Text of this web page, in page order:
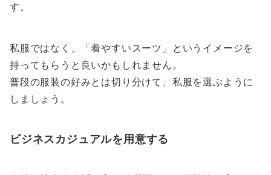
す。
私服ではなく、「着やすいスーツ」というイメージを
持ってもらうと良いかもしれません。
普段の服装の好みとは切り分けて、私服を選ぶように
しましょう。
ビジネスカジュアルを用意する